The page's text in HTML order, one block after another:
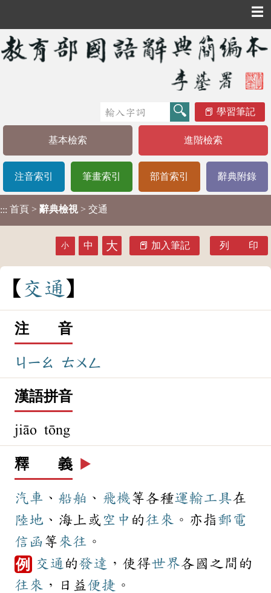
☰
學習筆記
基本檢索 進階檢索
注音索引 筆畫索引 部首索引 辭典附錄
::: 首頁 > 辭典檢視 > 交通
小 中 大 加入筆記 列 印
交 通
注 音
ㄐㄧㄠ ㄊㄨㄥ
漢語拼音
jiāo tōng
釋 義 ▶️
汽車 、 船舶 、 飛機等各種運輸工具在
陸地 、海上或 空中 的往來 。亦指 郵電
信函 等 來往 。
例 交通 的發達 ，使得世界各國之間的
往來 ，日益 便捷 。